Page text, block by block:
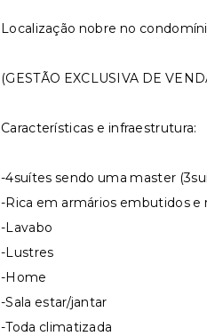
Localização nobre no
(GESTÃO EXCLUSIVA DE
Características e infraestrutura:
-4suítes sendo uma master
-Rica em armários embutidos e
-Lavabo
-Lustres
-Home
-Sala estar/jantar
-Toda climatizada